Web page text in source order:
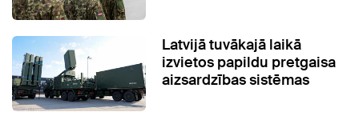
Latvijā tuvākajā laikā
izvietos papildu pretgaisa
aizsardzības sistēmas